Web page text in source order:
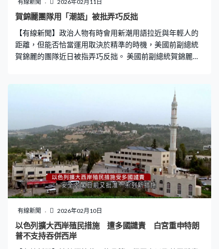
有線新聞 2026年02月11日
賀錦麗團隊用「潮語」被批弄巧反拙
【有線新聞】政治人物有時會用新潮用語拉近與年輕人的
距離，但能否恰當運用取決於精準的時機，美國前副總統
賀錦麗的團隊近日被指弄巧反拙。 美國前副總統賀錦麗：
多時的美國前副總統賀錦麗，近日宣布在社交平台X重啟前
年大選的競選賬戶。旨在打造由Z世代為主的進步派陣地，
令外界揣測她可能再度競逐大選，但新用戶名稱包含數字
「6-7」，被指是刻意討好年輕世代。 這兩個數字去年在
西方年輕人之間興起，沒有固定含義，它最初源自饒舌歌
曲的歌詞，後來有男孩在影片中大喊「6-7」，令它在網絡
世界廣傳，成為Alpha世代覺得「好玩」，能夠會心一笑，
但大人不明白的隱語。在快餐店，更有年輕人聚集，等候
店員叫出食物訂單號碼「6-7」，胡鬧嬉戲一番。 輿論指
出相對於Z世代，以至更早的千禧世代，現今Alpha世代是
在網絡環境下成長，他們的幽默感更趨向荒誕主義，即使
一些事物看似沒意義，亦能觸發笑點，但流行語來得快也
去得快，隨著更多成年人知道這股風潮，年輕人也不再覺
有線新聞 2026年02月10日
以色列擴大西岸殖民措施 遭多國譴責 白宮重申特朗
普不支持吞併西岸